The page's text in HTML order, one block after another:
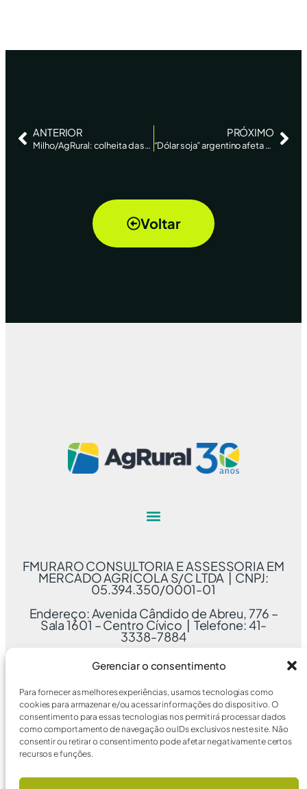
Gerenciar o consentimento
Para fornecer as melhores experiências, usamos tecnologias como
cookies para armazenar e/ou acessar informações do dispositivo. O
consentimento para essas tecnologias nos permitirá processar dados
como comportamento de navegação ou IDs exclusivos neste site. Não
consentir ou retirar o consentimento pode afetar negativamente certos
recursos e funções.
ANTERIOR
Milho/AgRural: colheita da safrinha atinge 94,2% da área no Centro-Sul ante 89,5% na semana anterior
PRÓXIMO
“Dólar soja” argentino afeta Brasil, mas efeito deve ser limitado – Reuters News
Voltar
FMURARO CONSULTORIA E ASSESSORIA EM
MERCADO AGRÍCOLA S/C LTDA | CNPJ:
05.394.350/0001-01
Endereço: Avenida Cândido de Abreu, 776 –
Sala 1601 – Centro Cívico | Telefone: 41-
3338-7884